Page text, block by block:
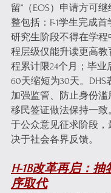
留”（EOS）申请方可
整包括：F-1学生完成首
研究生阶段不得在学程
程层级仅能升读更高
程累计限24个月；毕业
60天缩短为30天。
加强监管、防止身份
移民签证做法保持一致
于公众意见征求阶段，
决于社会各界反馈。
H-1B改革再启：
序取代